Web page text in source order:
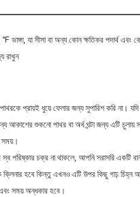
যা সীসা বা অন্য কোন ক্ষতিকর পদার্থ এবং
রাখুন
প্রায়ই ধুয়ে ফেলার জন্য সুপারিশ করি না।
আকাশের শুকনো পাথর বা অর্ধ ঘন্টা জন্য এটি চুলায়
সময়।
পরিষ্কার চক্র না থাকলে, আপনি সরাসরি একটি
হবে কিন্তু এখনও এটি উপর কিছু গাঢ় চিহ্ন
সময় অন্ধকার হবে।